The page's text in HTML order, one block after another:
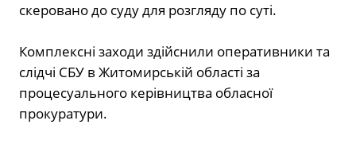
скеровано до суду для розгляду по суті.
Комплексні заходи здійснили оперативники та
слідчі СБУ в Житомирській області за
процесуального керівництва обласної
прокуратури.